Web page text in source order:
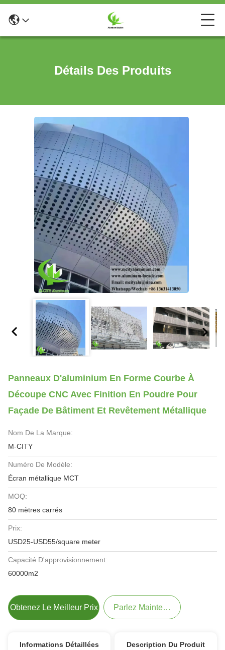
Détails Des Produits
Panneaux D'aluminium En Forme Courbe À
Découpe CNC Avec Finition En Poudre Pour
Façade De Bâtiment Et Revêtement Métallique
Nom De La Marque:
M-CITY
Numéro De Modèle:
Écran métallique MCT
MOQ:
80 mètres carrés
Prix:
USD25-USD55/square meter
Capacité D'approvisionnement:
60000m2
Obtenez Le Meilleur Prix Parlez Maintenant.
Informations Détaillées Description Du Produit